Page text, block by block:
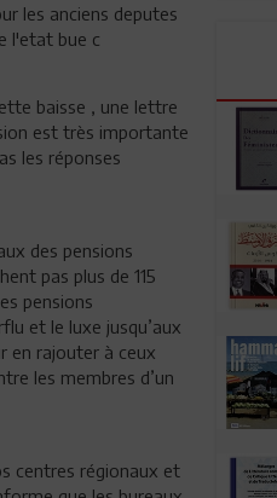
les anciens deputes
l'etat bue c
baisse , une lettre
est très importante
les réponses
des pensions
pas plus de 115
pensions
et le luxe jusqu’aux
en rajouter à ceux
les membres d’un
centres régionaux et